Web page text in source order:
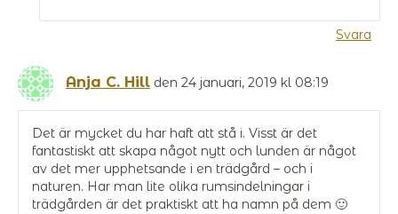
Svara
Anja C. Hill den 24 januari, 2019 kl 08:19
Det är mycket du har haft att stå i. Visst är det
fantastiskt att skapa något nytt och lunden är något
av det mer upphetsande i en trädgård – och i
naturen. Har man lite olika rumsindelningar i
trädgården är det praktiskt att ha namn på dem 🙂